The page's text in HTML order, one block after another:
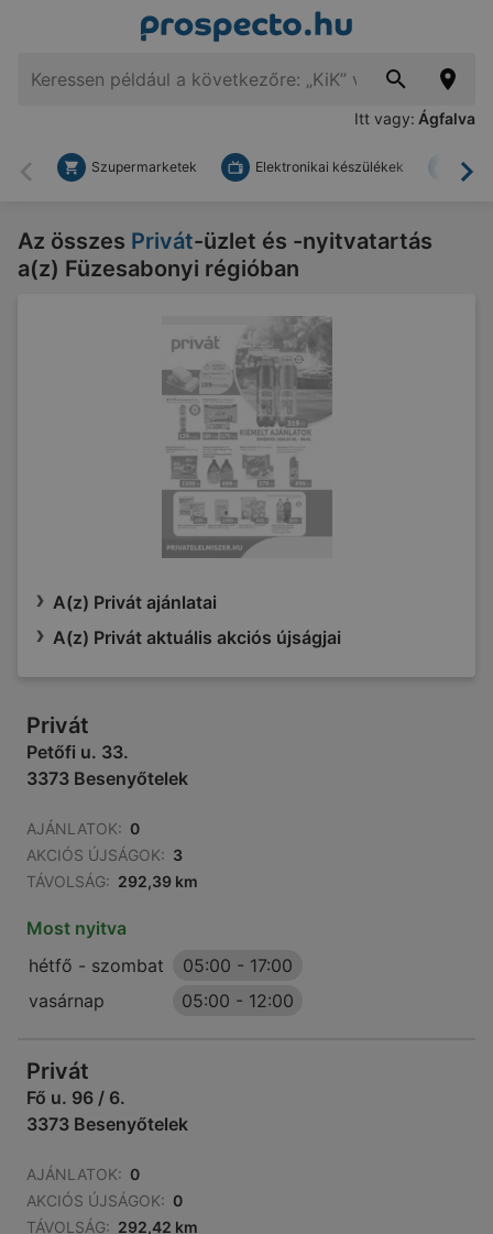
Itt vagy: Ágfalva
Vissza
Szupermarketek Elektronikai készülékek
Az összes Privát-üzlet és -nyitvatartás
a(z) Füzesabonyi régióban
A(z) Privát ajánlatai
A(z) Privát aktuális akciós újságjai
Privát
Petőfi u. 33.
3373 Besenyőtelek
AJÁNLATOK: 0
AKCIÓS ÚJSÁGOK: 3
TÁVOLSÁG: 292,39 km
Most nyitva
hétfő - szombat
05:00 - 17:00
vasárnap
05:00 - 12:00
Privát
Fő u. 96 / 6.
3373 Besenyőtelek
AJÁNLATOK: 0
AKCIÓS ÚJSÁGOK: 0
TÁVOLSÁG: 292,42 km